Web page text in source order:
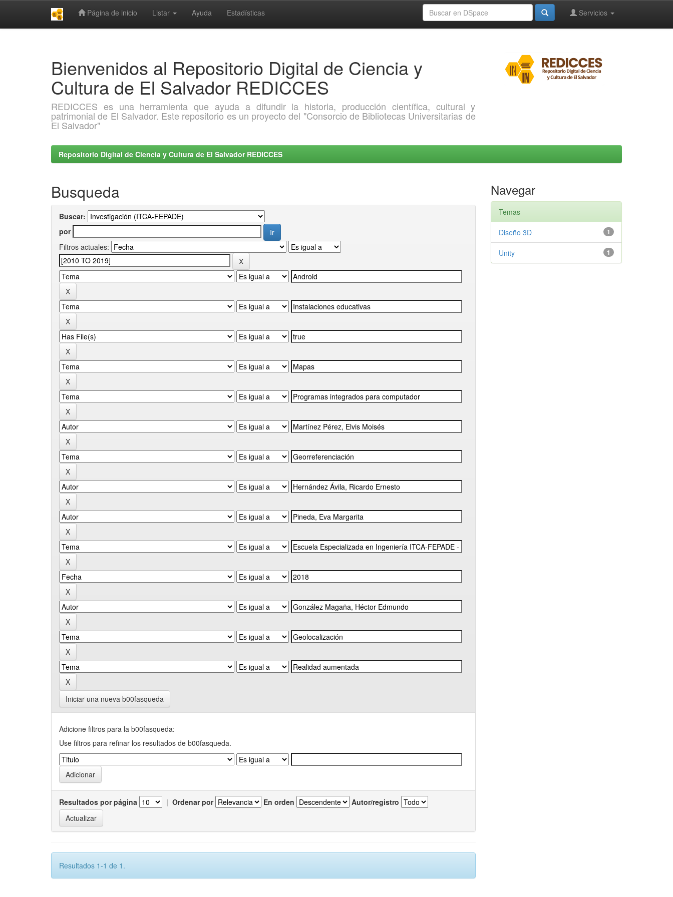
Página de inicio Listar Ayuda Estadísticas Servicios
Bienvenidos al Repositorio Digital de Ciencia y
Cultura de El Salvador REDICCES
REDICCES es una herramienta que ayuda a difundir la historia, producción científica, cultural y
patrimonial de El Salvador. Este repositorio es un proyecto del "Consorcio de Bibliotecas Universitarias de
El Salvador"
Repositorio Digital de Ciencia y Cultura de El Salvador REDICCES
Busqueda
Buscar:
por
Filtros actuales:
Iniciar una nueva b00fasqueda
Adicione filtros para la b00fasqueda:
Use filtros para refinar los resultados de b00fasqueda.
Resultados por página | Ordenar por En orden Autor/registro
Resultados 1-1 de 1.
Navegar
Temas
1
Diseño 3D
1
Unity